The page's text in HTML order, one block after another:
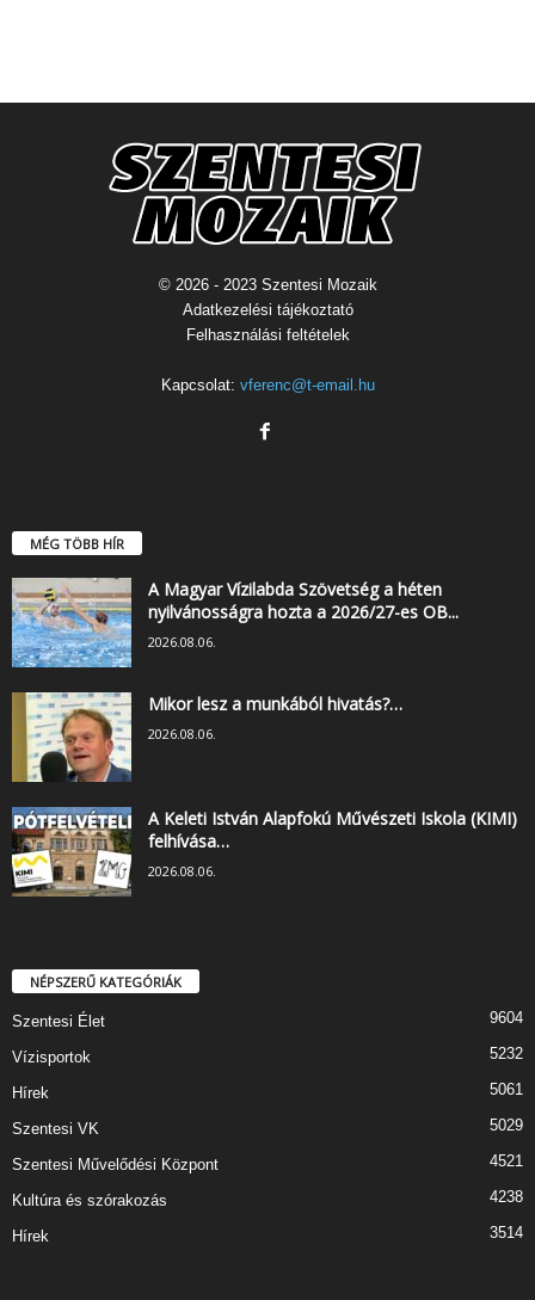
© 2026 - 2023 Szentesi Mozaik
Adatkezelési tájékoztató
Felhasználási feltételek
Kapcsolat: vferenc@t-email.hu
MÉG TÖBB HÍR
A Magyar Vízilabda Szövetség a héten
nyilvánosságra hozta a 2026/27-es OB...
2026.08.06.
Mikor lesz a munkából hivatás?…
2026.08.06.
A Keleti István Alapfokú Művészeti Iskola (KIMI)
felhívása…
2026.08.06.
NÉPSZERŰ KATEGÓRIÁK
Szentesi Élet 9604
Vízisportok 5232
Hírek 5061
Szentesi VK 5029
Szentesi Művelődési Központ 4521
Kultúra és szórakozás 4238
Hírek 3514